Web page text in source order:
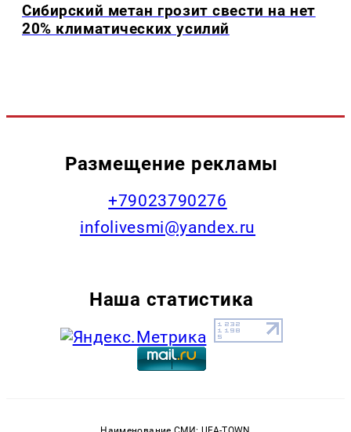
Сибирский метан грозит свести на нет
20% климатических усилий
Размещение рекламы
+79023790276
infolivesmi@yandex.ru
Наша статистика